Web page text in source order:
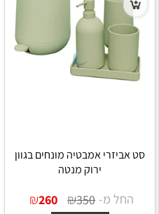
סט אביזרי אמבטיה מונחים בגוון
ירוק מנטה
החל מ- ₪350
₪260